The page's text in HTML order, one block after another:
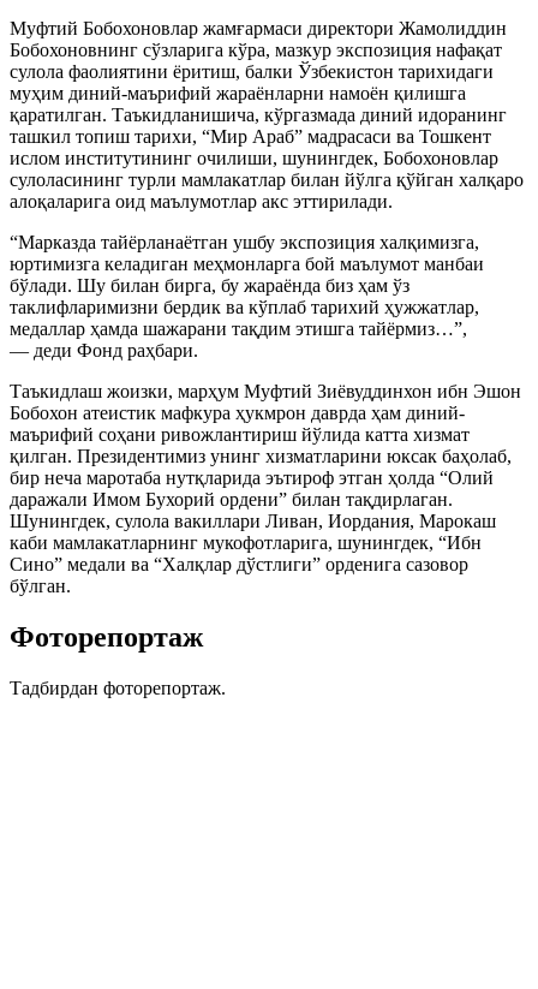
Муфтий Бобохоновлар жамғармаси директори Жамолиддин
Бобохоновнинг сўзларига кўра, мазкур экспозиция нафақат
сулола фаолиятини ёритиш, балки Ўзбекистон тарихидаги
муҳим диний-маърифий жараёнларни намоён қилишга
қаратилган. Таъкидланишича, кўргазмада диний идоранинг
ташкил топиш тарихи, “Мир Араб” мадрасаси ва Тошкент
ислом институтининг очилиши, шунингдек, Бобохоновлар
сулоласининг турли мамлакатлар билан йўлга қўйган халқаро
алоқаларига оид маълумотлар акс эттирилади.
“Марказда тайёрланаётган ушбу экспозиция халқимизга,
юртимизга келадиган меҳмонларга бой маълумот манбаи
бўлади. Шу билан бирга, бу жараёнда биз ҳам ўз
таклифларимизни бердик ва кўплаб тарихий ҳужжатлар,
медаллар ҳамда шажарани тақдим этишга тайёрмиз…”,
— деди Фонд раҳбари.
Таъкидлаш жоизки, марҳум Муфтий Зиёвуддинхон ибн Эшон
Бобохон атеистик мафкура ҳукмрон даврда ҳам диний-
маърифий соҳани ривожлантириш йўлида катта хизмат
қилган. Президентимиз унинг хизматларини юксак баҳолаб,
бир неча маротаба нутқларида эътироф этган ҳолда “Олий
даражали Имом Бухорий ордени” билан тақдирлаган.
Шунингдек, сулола вакиллари Ливан, Иордания, Марокаш
каби мамлакатларнинг мукофотларига, шунингдек, “Ибн
Сино” медали ва “Халқлар дўстлиги” орденига сазовор
бўлган.
Фоторепортаж
Тадбирдан фоторепортаж.